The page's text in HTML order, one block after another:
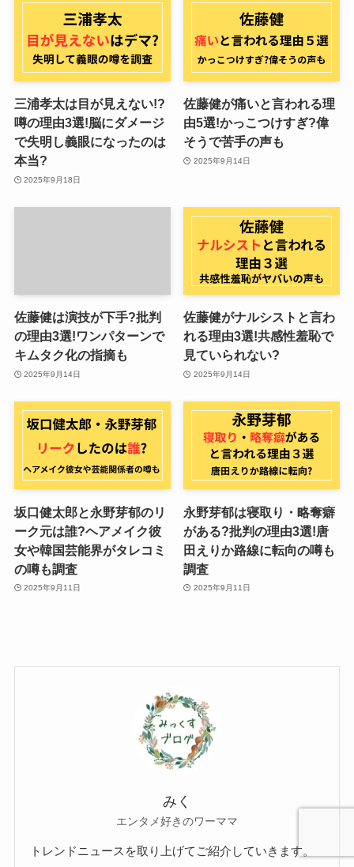
三浦孝太は目が見えない!?
噂の理由3選!脳にダメージ
で失明し義眼になったのは
本当?
2025年9月18日
佐藤健が痛いと言われる理
由5選!かっこつけすぎ?偉
そうで苦手の声も
2025年9月14日
佐藤健は演技が下手?批判
の理由3選!ワンパターンで
キムタク化の指摘も
2025年9月14日
佐藤健がナルシストと言わ
れる理由3選!共感性羞恥で
見ていられない?
2025年9月14日
坂口健太郎と永野芽郁のリ
ーク元は誰?ヘアメイク彼
女や韓国芸能界がタレコミ
の噂も調査
2025年9月11日
永野芽郁は寝取り・略奪癖
がある?批判の理由3選!唐
田えりか路線に転向の噂も
調査
2025年9月11日
みく
エンタメ好きのワーママ
トレンドニュースを取り上げてご紹介していきます。